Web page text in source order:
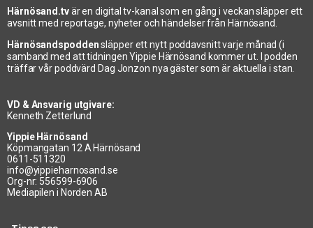
Härnösand.tvär en digital tv-kanal som en gång i veckan släpper ett
avsnitt med reportage, nyheter och händelser från Härnösand.
Härnösandspoddensläpper ett nytt poddavsnitt varje månad (i
samband med att tidningen Yippie Härnösand kommer ut. I podden
träffar vår poddvärd Dag Jonzon nya gäster som är aktuella i stan.
VD & Ansvarig utgivare:
Kenneth Zetterlund
Yippie Härnösand
Köpmangatan 12 A Härnösand
0611-511320
info@yippieharnosand.se
Org-nr: 556599-6906
Mediapilen i Norden AB